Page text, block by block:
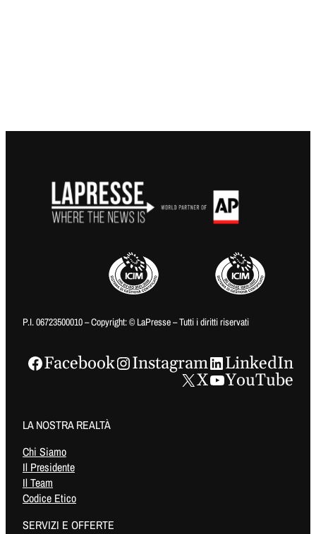
P.I. 06723500010 – Copyright: © LaPresse – Tutti i diritti riservati
Facebook Instagram
LinkedIn
X
YouTube
LA NOSTRA REALTÀ
Chi Siamo
Il Presidente
Il Team
Codice Etico
SERVIZI E OFFERTE